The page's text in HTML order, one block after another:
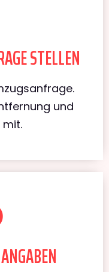
STELLEN
und